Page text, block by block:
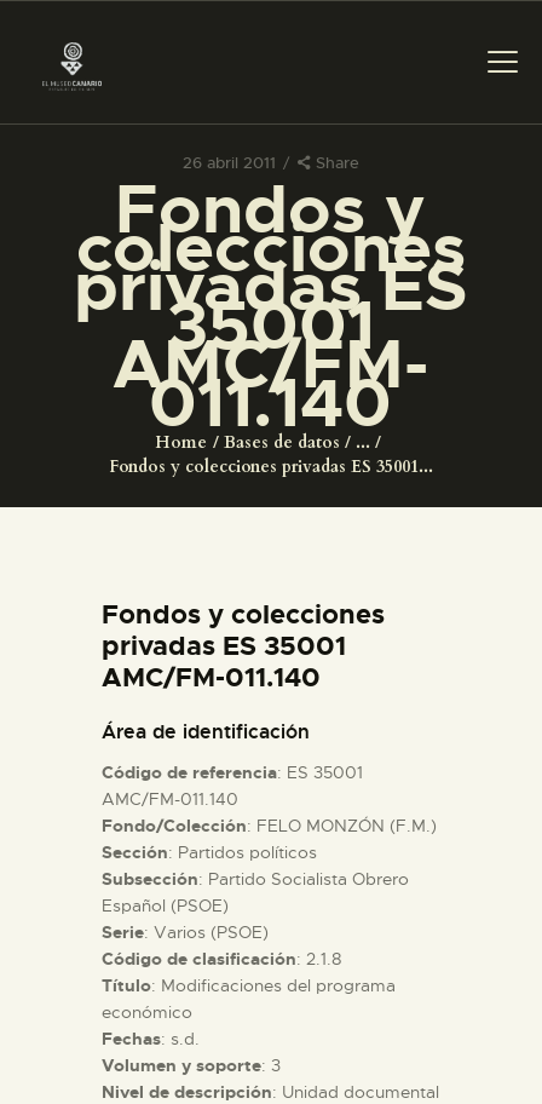
26 abril 2011 Share
Fondos y
colecciones
privadas ES
35001
AMC/FM-
011.140
Home Bases de datos
...
Fondos y colecciones privadas ES 35001...
PREPARAR LA VISITA
ACTIVIDADES
█
EL MUSEO
ESPAÑOL
ACTIVIDADES
█
EL MUSEO
COLECCIONES
DIDÁCTICA
Fondos y colecciones
privadas ES 35001
AMC/FM-011.140
Área de identificación
Código de referencia: ES 35001
AMC/FM-011.140
Fondo/Colección: FELO MONZÓN (F.M.)
Sección: Partidos políticos
Subsección: Partido Socialista Obrero
Español (PSOE)
Serie: Varios (PSOE)
Código de clasificación: 2.1.8
Título: Modificaciones del programa
económico
Fechas: s.d.
Volumen y soporte: 3
Nivel de descripción: Unidad documental